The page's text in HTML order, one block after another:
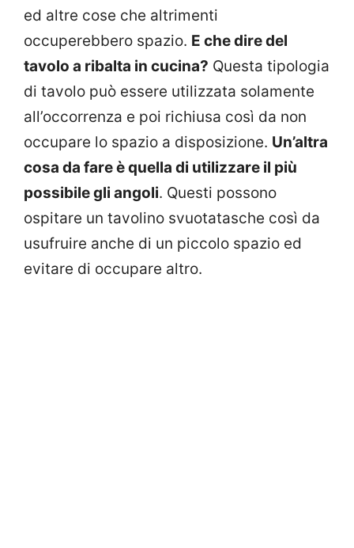
ed altre cose che altrimenti
occuperebbero spazio. E che dire del
tavolo a ribalta in cucina? Questa tipologia
di tavolo può essere utilizzata solamente
all’occorrenza e poi richiusa così da non
occupare lo spazio a disposizione. Un’altra
cosa da fare è quella di utilizzare il più
possibile gli angoli. Questi possono
ospitare un tavolino svuotatasche così da
usufruire anche di un piccolo spazio ed
evitare di occupare altro.